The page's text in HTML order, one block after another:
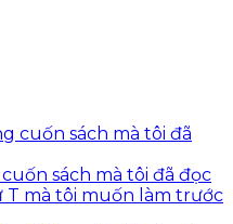
sách mà tôi đã đọc